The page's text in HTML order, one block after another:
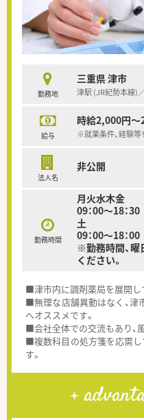
勤務地
三重県 津市
津駅 (JR紀勢本線)
給与
時給2,000円～
※就業条件、経験等
法人名
非公開
勤務時間
月火水木金
09：00～18：30
土
09：00～18：00
※勤務時間、曜
ください。
■津市内に調剤薬局を展開し
■無理な店舗異動はなく、津
へオススメです。
■会社全体での交流もあり、
■複数科目の処方箋を応需し
す。